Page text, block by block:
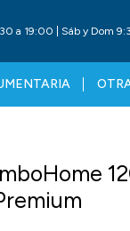
a 19:00 | Sáb y Dom